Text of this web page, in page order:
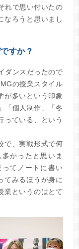
れで思い付いたの
なろうと思いまし
すか？
ダンスだったので
の授業スタイル
が多いという印象
「個人制作」「冬
っている、という
で、実戦形式で何
かったと思いま
てノートに書い
みるほうが身に
業というのはとて